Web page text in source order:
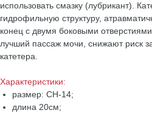
использовать смазку (лубрикант).
гидрофильную структуру,
конец с двумя боковыми
лучший пассаж мочи, снижают риск
катетера.
Характеристики:
размер: CH-14;
длина 20см;